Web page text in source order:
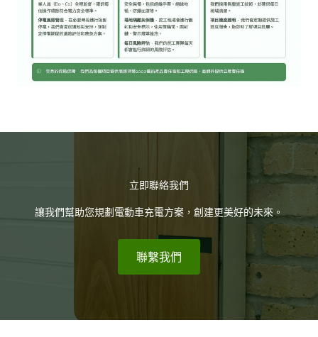
立即聯絡我們
讓我們幫助您規劃電動車充電方案，創建更美好的未來。
聯繫我們